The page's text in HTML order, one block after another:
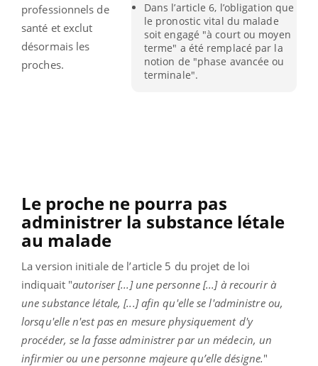
Dans l’article 6, l’obligation que
le pronostic vital du malade
soit engagé "à court ou moyen
terme" a été remplacé par la
notion de "phase avancée ou
terminale".
professionnels de
santé et exclut
désormais les
proches.
Le proche ne pourra pas
administrer la substance létale
au malade
La version initiale de l’article 5 du projet de loi
indiquait "autoriser [...] une personne [...] à recourir à
une substance létale, [...] afin qu'elle se l'administre ou,
lorsqu'elle n'est pas en mesure physiquement d'y
procéder, se la fasse administrer par un médecin, un
infirmier ou une personne majeure qu’elle désigne."